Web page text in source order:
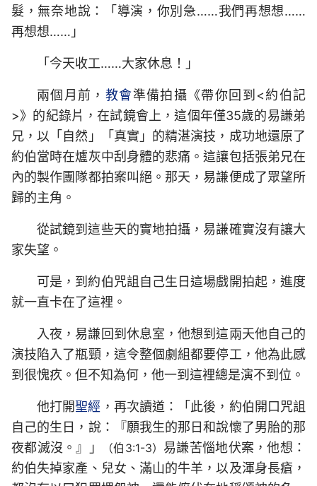
髮，無奈地說：「導演，你別急……我們再想想……
再想想……」
「今天收工……大家休息！」
兩個月前， 教會準備拍攝《帶你回到<約伯記
>》的紀錄片，在試鏡會上，這個年僅35歲的易謙弟
兄，以「自然」「真實」的精湛演技，成功地還原了
約伯當時在爐灰中刮身體的悲痛。這讓包括張弟兄在
內的製作團隊都拍案叫絕。那天，易謙便成了眾望所
歸的主角。
從試鏡到這些天的實地拍攝，易謙確實沒有讓大
家失望。
可是，到約伯咒詛自己生日這場戲開拍起，進度
就一直卡在了這裡。
入夜，易謙回到休息室，他想到這兩天他自己的
演技陷入了瓶頸，這令整個劇組都要停工，他為此感
到很愧疚。但不知為何，他一到這裡總是演不到位。
他打開聖經 ，再次讀道：「此後，約伯開口咒詛
自己的生日，說：『願我生的那日和說懷了男胎的那
夜都滅沒。』」
（伯3:1-3） 易謙苦惱地伏案，他想：
約伯失掉家產、兒女、滿山的牛羊，以及渾身長瘡，